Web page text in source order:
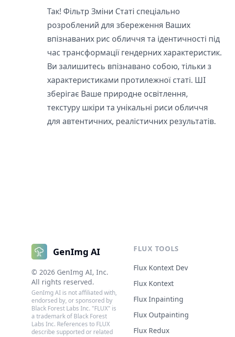
Так! Фільтр Зміни Статі спеціально
розроблений для збереження Ваших
впізнаваних рис обличчя та ідентичності під
час трансформації гендерних характеристик.
Ви залишитесь впізнавано собою, тільки з
характеристиками протилежної статі. ШІ
зберігає Ваше природне освітлення,
текстуру шкіри та унікальні риси обличчя
для автентичних, реалістичних результатів.
GenImg AI
© 2026 GenImg AI, Inc.
All rights reserved.
GenImg AI is not affiliated with,
endorsed by, or sponsored by
Black Forest Labs Inc. "FLUX" is
a trademark of Black Forest
Labs Inc. References to FLUX
describe supported or related
FLUX TOOLS
Flux Kontext Dev
Flux Kontext
Flux Inpainting
Flux Outpainting
Flux Redux